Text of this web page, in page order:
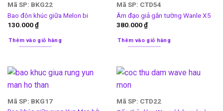
Mã SP: BKG22
Bao đôn khúc giữa Melon bi
130.000₫
Thêm vào giỏ hàng
Mã SP: CTD54
Âm đạo giả gắn tường Wanle X5
380.000₫
Thêm vào giỏ hàng
Mã SP: BKG17
Mã SP: CTD22